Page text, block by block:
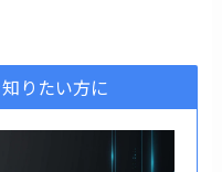
りたい方に